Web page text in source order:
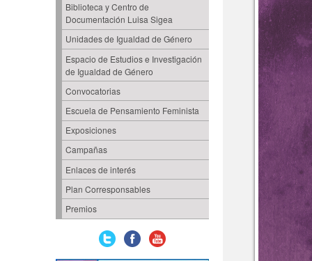
Biblioteca y Centro de
Documentación Luisa Sigea
Unidades de Igualdad de Género
Espacio de Estudios e Investigación
de Igualdad de Género
Convocatorias
Escuela de Pensamiento Feminista
Exposiciones
Campañas
Enlaces de interés
Plan Corresponsables
Premios